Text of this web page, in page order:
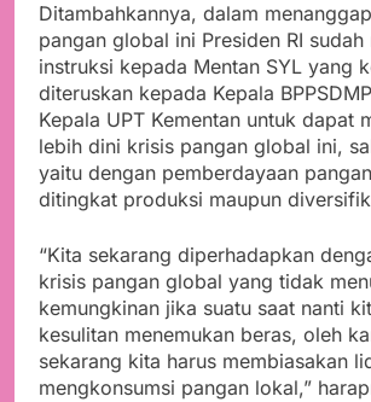
Ditambahkannya, dalam
pangan global ini Presiden RI
instruksi kepada Mentan SYL yang
diteruskan kepada Kepala
Kepala UPT Kementan untuk dapat
lebih dini krisis pangan global ini,
yaitu dengan pemberdayaan
ditingkat produksi maupun
“Kita sekarang diperhadapkan
krisis pangan global yang tidak
kemungkinan jika suatu saat nanti
kesulitan menemukan beras, oleh
sekarang kita harus membiasakan
mengkonsumsi pangan lokal,”